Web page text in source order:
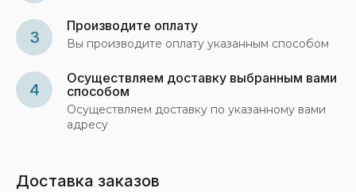
3
Производите оплату
Вы производите оплату указанным способом
4
Осуществляем доставку выбранным вами
способом
Осуществляем доставку по указанному вами
адресу
Доставка заказов